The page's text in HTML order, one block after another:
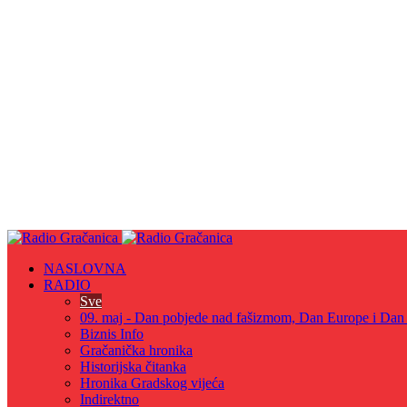
NASLOVNA
RADIO
Sve
09. maj - Dan pobjede nad fašizmom, Dan Europe i
Biznis Info
Gračanička hronika
Historijska čitanka
Hronika Gradskog vijeća
Indirektno